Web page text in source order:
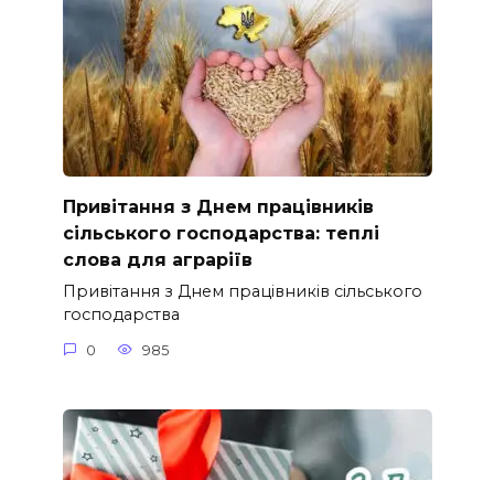
Привітання з Днем працівників
сільського господарства: теплі
слова для аграріїв
Привітання з Днем працівників сільського
господарства
0 985